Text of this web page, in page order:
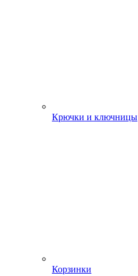
Крючки и ключницы
Корзинки